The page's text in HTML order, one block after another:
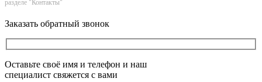
разделе "Контакты"
Заказать обратный звонок
Оставьте своё имя и телефон и наш
специалист свяжется с вами